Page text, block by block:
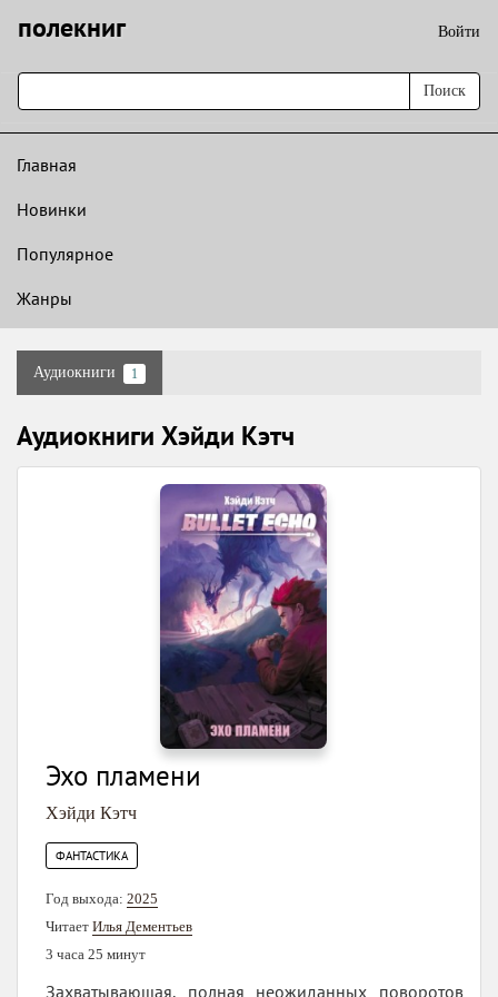
полекниг Войти
Поиск
Главная
Новинки
Популярное
Жанры
Аудиокниги 1
Аудиокниги Хэйди Кэтч
Эхо пламени
Хэйди Кэтч
ФАНТАСТИКА
Год выхода: 2025
Читает Илья Дементьев
3 часа 25 минут
Захватывающая, полная неожиданных поворотов